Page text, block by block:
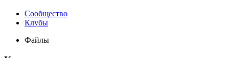
Сообщество
Клубы
Файлы